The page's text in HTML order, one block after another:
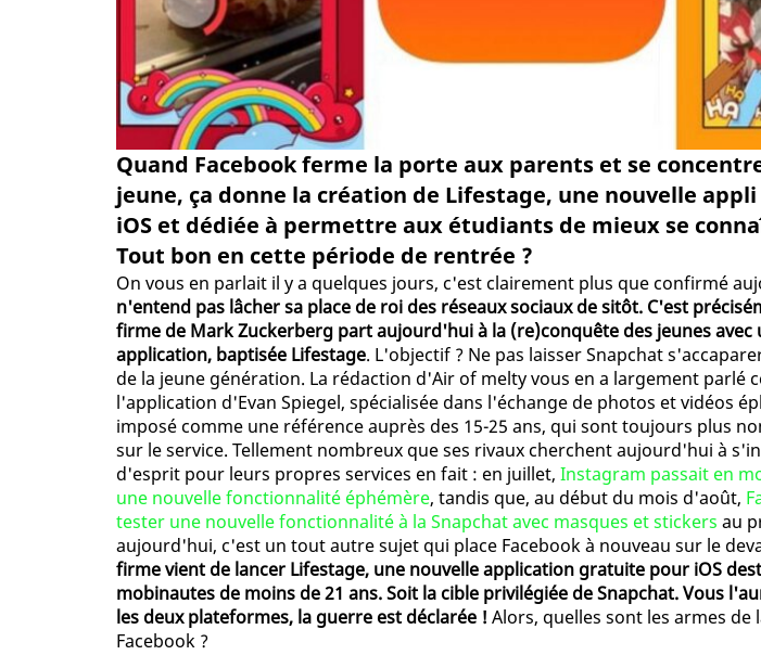
Quand Facebook ferme la porte aux parents et se
jeune, ça donne la création de Lifestage, une nouvelle
iOS et dédiée à permettre aux étudiants de mieux se
Tout bon en cette période de rentrée ?
On vous en parlait il y a quelques jours, c'est clairement plus que confirmé
n'entend pas lâcher sa place de roi des réseaux sociaux de sitôt. C'est
firme de Mark Zuckerberg part aujourd'hui à la (re)conquête des jeunes avec
application, baptisée Lifestage. L'objectif ? Ne pas laisser Snapchat
de la jeune génération. La rédaction d'Air of melty vous en a largement parlé
l'application d'Evan Spiegel, spécialisée dans l'échange de photos et vidéos
imposé comme une référence auprès des 15-25 ans, qui sont toujours plus
sur le service. Tellement nombreux que ses rivaux cherchent aujourd'hui à
d'esprit pour leurs propres services en fait : en juillet, Instagram passait en
une nouvelle fonctionnalité éphémère, tandis que, au début du mois d'août,
tester une nouvelle fonctionnalité à la Snapchat avec masques et stickers au
aujourd'hui, c'est un tout autre sujet qui place Facebook à nouveau sur le
firme vient de lancer Lifestage, une nouvelle application gratuite pour iOS
mobinautes de moins de 21 ans. Soit la cible privilégiée de Snapchat. Vous
les deux plateformes, la guerre est déclarée ! Alors, quelles sont les armes de
Facebook ?